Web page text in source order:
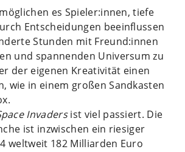
es Spieler:innen, tiefe
Entscheidungen beeinflussen
Stunden mit Freund:innen
und spannenden Universum zu
der eigenen Kreativität einen
wie in einem großen Sandkasten
Invadersist viel passiert. Die
ist inzwischen ein riesiger
weltweit 182 Milliarden Euro